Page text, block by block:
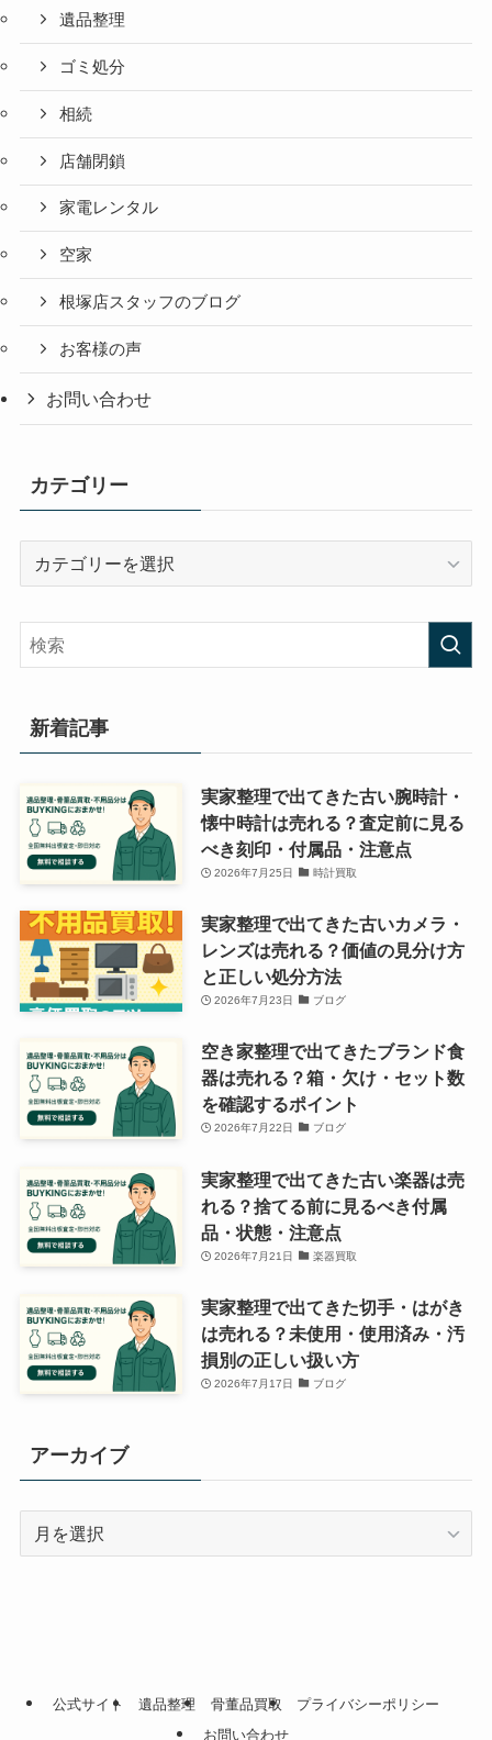
遺品整理
ゴミ処分
相続
店舗閉鎖
家電レンタル
空家
根塚店スタッフのブログ
お客様の声
お問い合わせ
カテゴリー
リ
ー
新着記事
実家整理で出てきた古い腕時計・
懐中時計は売れる？査定前に見る
べき刻印・付属品・注意点
2026年7月25日 時計買取
実家整理で出てきた古いカメラ・
レンズは売れる？価値の見分け方
と正しい処分方法
2026年7月23日 ブログ
空き家整理で出てきたブランド食
器は売れる？箱・欠け・セット数
を確認するポイント
2026年7月22日 ブログ
実家整理で出てきた古い楽器は売
れる？捨てる前に見るべき付属
品・状態・注意点
2026年7月21日 楽器買取
実家整理で出てきた切手・はがき
は売れる？未使用・使用済み・汚
損別の正しい扱い方
2026年7月17日 ブログ
アーカイブ
公式サイト 遺品整理 骨董品買取
プライバシーポリシー
お問い合わせ